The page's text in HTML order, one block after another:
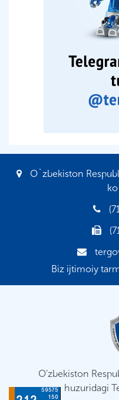
O`zbekiston
Biz ijtimoiy
O'zbekiston
huzuridagi